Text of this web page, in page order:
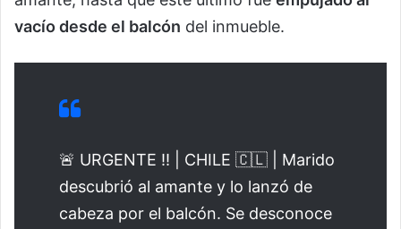
vacío desde el balcón del inmueble.
🚨 URGENTE ‼️ | CHILE 🇨🇱 | Marido
descubrió al amante y lo lanzó de
cabeza por el balcón. Se desconoce